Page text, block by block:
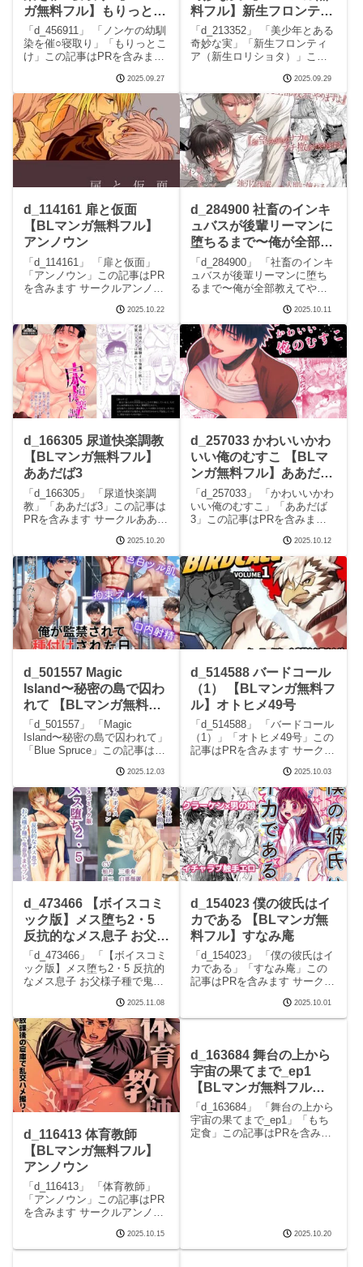
ガ無料フル】もりっとこ
け
「d_456911」 「ノンケの幼馴
染を催○寝取り」「もりっとこ
け」この記事はPRを含みます
マンガです。 続きを読む
d_456911 ノンケの幼馴染を催
○寝取りの見どころシーンノン
ケの幼馴染を催○寝取り 画像1
ノ
2025.09.27
料フル】新生フロンティ
ア（新生ロリショタ）
「d_213352」 「美少年とある
奇妙な実」「新生フロンティ
ア（新生ロリショタ）」この
新生フロンティア（新生ロリ
ショタ）のエロマンガです。
続きを読むd_213352 美少年と
ある奇妙な実の見どころシー
ン美少
2025.09.29
d_114161 扉と仮面
【BLマンガ無料フル】
アンノウン
「d_114161」 「扉と仮面」
「アンノウン」この記事はPR
を含みます サークルアンノウ
読むd_114161 扉と仮面の見ど
ころシーン扉と仮面 画像1扉と
仮面 画像2扉と仮面 画像3続き
を読むd_114161
2025.10.22
d_284900 社畜のインキ
ュバスが後輩リーマンに
堕ちるまで〜俺が全部教
えてやるよ〜 【BLマン
ガ無料フル】OL
「d_284900」 「社畜のインキ
ュバスが後輩リーマンに堕ち
るまで〜俺が全部教えてやる
含みます サークルOLのエロマ
ンガです。 続きを読む
d_284900 社畜のインキュバス
が後輩リーマンに堕ちるま
で〜俺が全
2025.10.11
d_166305 尿道快楽調教
【BLマンガ無料フル】
ああだば3
「d_166305」 「尿道快楽調
教」「ああだば3」この記事は
PRを含みます サークルああだ
読むd_166305 尿道快楽調教の
見どころシーン尿道快楽調教
画像1尿道快楽調教 画像2尿道
快楽調教 画像3尿道快楽
2025.10.20
d_257033 かわいいかわ
いい俺のむすこ 【BLマ
ンガ無料フル】ああだば
3「d_257033」 「かわいいかわ
いい俺のむすこ」「ああだば
3」この記事はPRを含みます
ガです。 続きを読むd_257033
かわいいかわいい俺のむすこ
の見どころシーンかわいいか
わいい俺のむすこ 画像1かわい
2025.10.12
d_501557 Magic
Island〜秘密の島で囚わ
れて 【BLマンガ無料フ
ル】Blue Spruce
「d_501557」 「Magic
Island〜秘密の島で囚われて」
「Blue Spruce」この記事はPR
Spruceのエロマンガです。 続
きを読むd_501557 Magic
Island〜秘密の島で囚わ
2025.12.03
d_514588 バードコール
（1） 【BLマンガ無料フ
ル】オトヒメ49号
「d_514588」 「バードコール
（1）」「オトヒメ49号」この
記事はPRを含みます サークル
す。 続きを読むd_514588 バ
ードコール（1）の見どころシ
ーンバードコール（1） 画像1
バードコール（1） 画
2025.10.03
d_473466 【ボイスコミ
ック版】メス堕ち2・5
反抗的なメス息子 お父様
子種で鬼畜孕ませプレス
【BLマンガ無料フル】
ただいま腐敗中
「d_473466」 「【ボイスコミ
ック版】メス堕ち2・5 反抗的
なメス息子 お父様子種で鬼畜
敗中」この記事はPRを含みま
す サークルただいま腐敗中の
エロマンガです。 続きを読む
d_473466 【ボイスコミック版
2025.11.08
d_154023 僕の彼氏はイ
カである 【BLマンガ無
料フル】すなみ庵
「d_154023」 「僕の彼氏はイ
カである」「すなみ庵」この
記事はPRを含みます サークル
続きを読むd_154023 僕の彼氏
はイカであるの見どころシー
僕の彼氏はイカである 画像2
2025.10.01
d_116413 体育教師
【BLマンガ無料フル】
アンノウン
「d_116413」 「体育教師」
「アンノウン」この記事はPR
を含みます サークルアンノウ
読むd_116413 体育教師の見ど
ころシーン体育教師 画像1体育
2025.10.15
d_163684 舞台の上から
宇宙の果てまで_ep1
【BLマンガ無料フル】
もち定食
「d_163684」 「舞台の上から
宇宙の果てまで_ep1」「もち
定食」この記事はPRを含みま
2025.10.20